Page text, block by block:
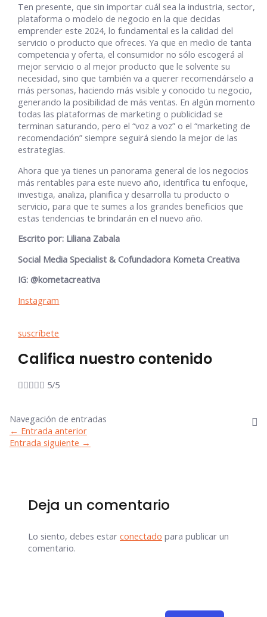
Ten presente, que sin importar cuál sea la industria, sector,
plataforma o modelo de negocio en la que decidas
emprender este 2024, lo fundamental es la calidad del
servicio o producto que ofreces. Ya que en medio de tanta
competencia y oferta, el consumidor no sólo escogerá al
mejor servicio o al mejor producto que le solvente su
necesidad, sino que también va a querer recomendárselo a
más personas, haciendo más visible y conocido tu negocio,
generando la posibilidad de más ventas. En algún momento
todas las plataformas de marketing o publicidad se
terminan saturando, pero el “voz a voz” o el “marketing de
recomendación” siempre seguirá siendo la mejor de las
estrategias.
Ahora que ya tienes un panorama general de los negocios
más rentables para este nuevo año, identifica tu enfoque,
investiga, analiza, planifica y desarrolla tu producto o
servicio, para que te sumes a los grandes beneficios que
estas tendencias te brindarán en el nuevo año.
Escrito por: Liliana Zabala
Social Media Specialist &Cofundadora Kometa Creativa
IG: @kometacreativa
Instagram
suscríbete
Califica nuestro contenido
 5/5
Navegación de entradas
← Entrada anterior
Entrada siguiente →
Deja un comentario
Lo siento, debes estarconectado para publicar un
comentario.